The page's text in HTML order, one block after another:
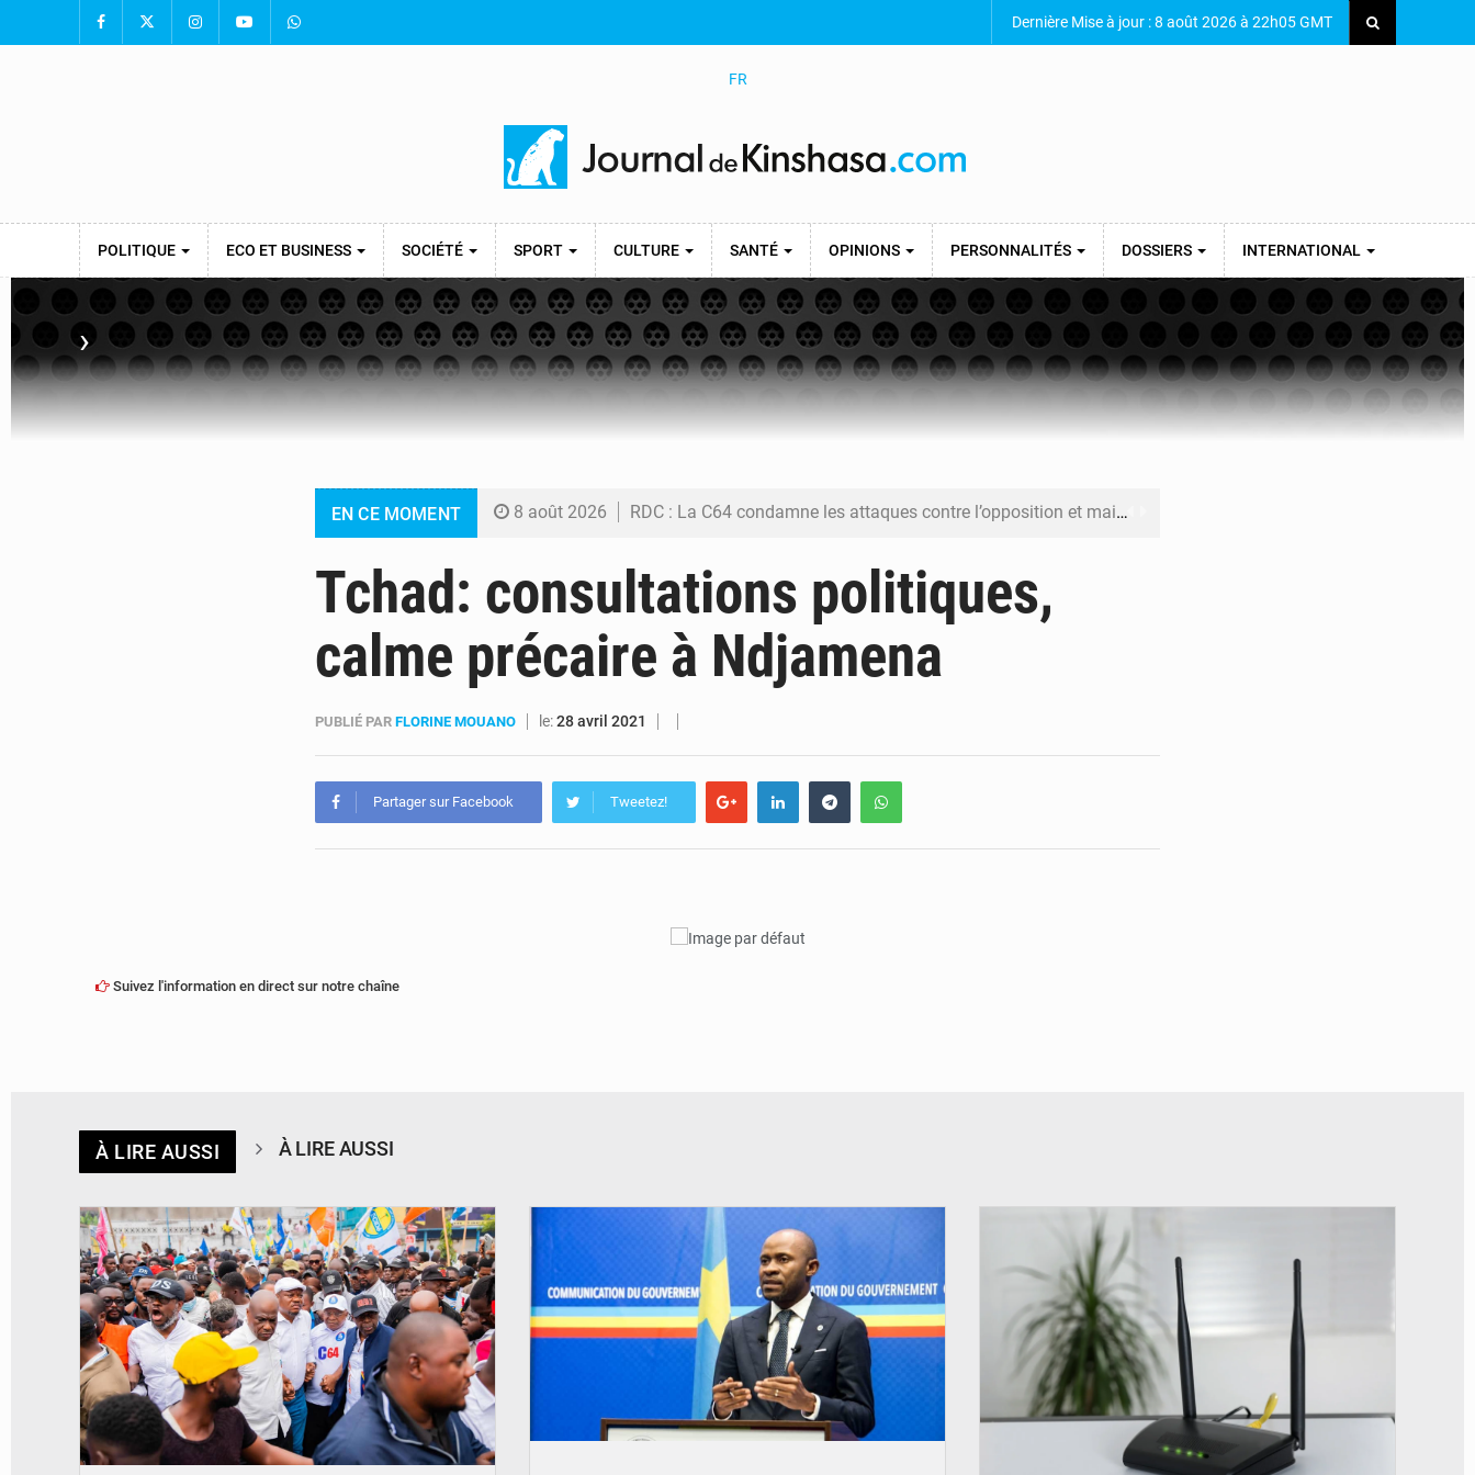
Dernière Mise à jour : 8 août 2026 à 22h05 GMT
FR
POLITIQUE ECO ET BUSINESS SOCIÉTÉ SPORT CULTURE SANTÉ OPINIONS PERSONNALITÉS DOSSIERS INTERNATIONAL
›
EN CE MOMENT 8 août 2026 RDC : La C64 condamne les attaques contre l’opposition et maintient la date butoir du 15 août pour la suite des manifestations
7 août 2026 Fiscalité numérique : Seules les startups bénéficient de l’exonération, mais l’arrêté interministériel reste en vigueur (Mise au point)
7 août 2026 RDC : Kinshasa annonce des analyses croisées après des allégations sur des traces d’uranium dans le cobalt exporté
Tchad: consultations politiques,
calme précaire à Ndjamena
PUBLIÉ PAR FLORINE MOUANO le:28 avril 2021
Partager sur Facebook Tweetez!
Suivez l'information en direct sur notre chaîne
À LIRE AUSSI À LIRE AUSSI